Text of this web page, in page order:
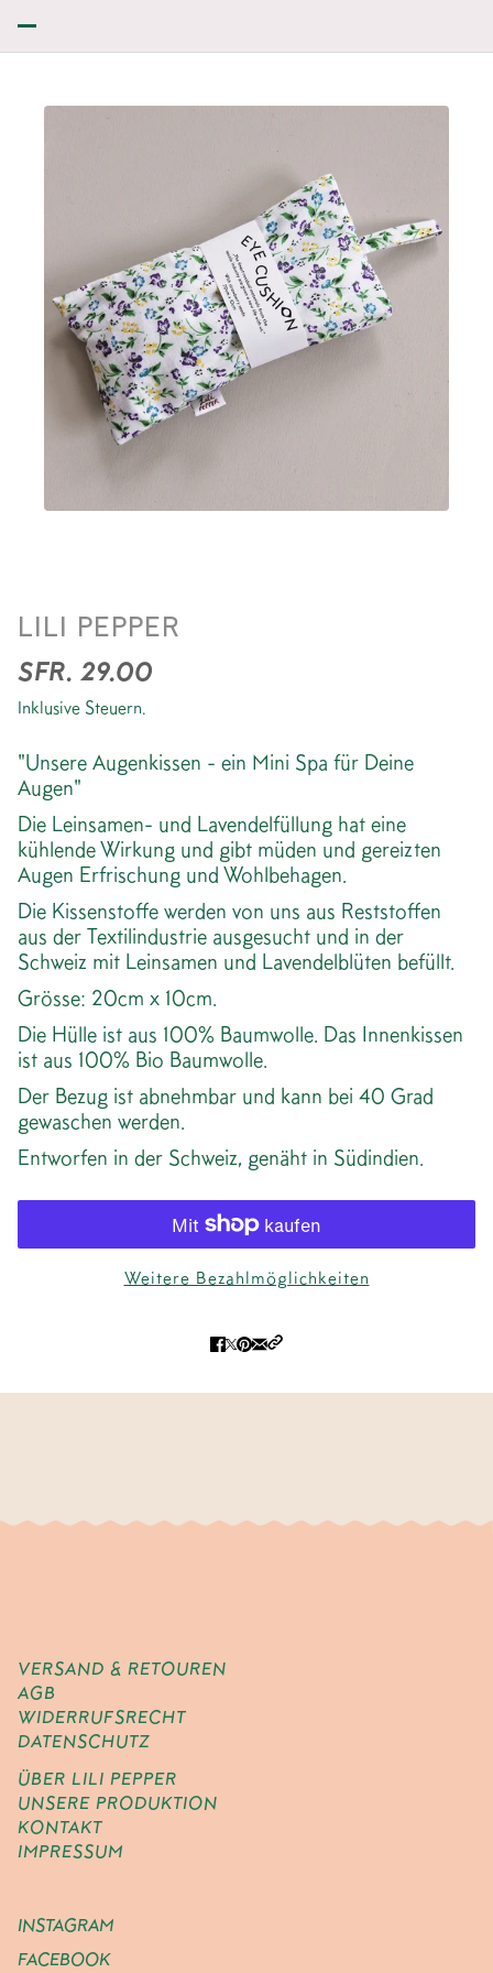
AUGENKISSEN *FLOWER
LILI PEPPER
SFR. 29.00
Inklusive Steuern.
"Unsere Augenkissen - ein Mini Spa für Deine
Augen"
Die Leinsamen- und Lavendelfüllung hat eine
kühlende Wirkung und gibt müden und gereizten
Augen Erfrischung und Wohlbehagen.
Die Kissenstoffe werden von uns aus Reststoffen
aus der Textilindustrie ausgesucht und in der
Schweiz mit Leinsamen und Lavendelblüten befüllt.
Grösse: 20cm x 10cm.
Die Hülle ist aus 100% Baumwolle. Das Innenkissen
ist aus 100% Bio Baumwolle.
Der Bezug ist abnehmbar und kann bei 40 Grad
gewaschen werden.
Entworfen in der Schweiz, genäht in Südindien.
Weitere Bezahlmöglichkeiten
VERSAND & RETOUREN
AGB
WIDERRUFSRECHT
DATENSCHUTZ
ÜBER LILI PEPPER
UNSERE PRODUKTION
KONTAKT
IMPRESSUM
INSTAGRAM
FACEBOOK